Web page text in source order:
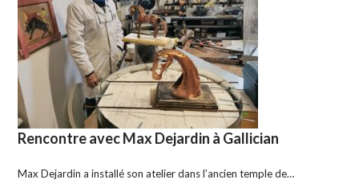
Rencontre avec Max Dejardin à Gallician
Max Dejardin a installé son atelier dans l’ancien temple de…